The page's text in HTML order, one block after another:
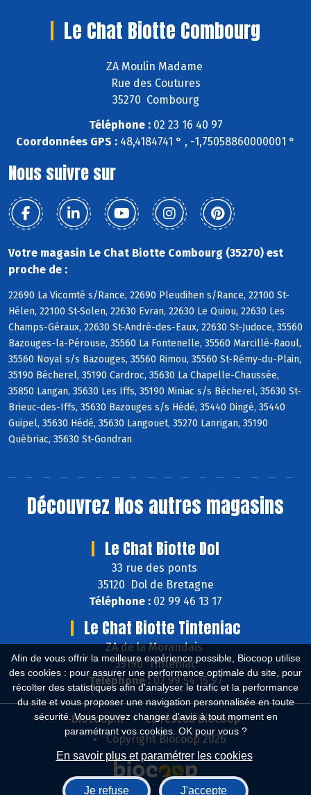
Afin de vous offrir la meilleure expérience possible, Biocoop utilise
des cookies : pour assurer une performance optimale du site, pour
récolter des statistiques afin d'analyser le trafic et la performance
du site et vous proposer une navigation personnalisée en toute
sécurité. Vous pouvez changer d'avis à tout moment en
paramétrant vos cookies. OK pour vous ?
En savoir plus et paramétrer les cookies
Je refuse J'accepte
Le Chat Biotte Combourg
ZA Moulin Madame
Rue des Coutures
35270 Combourg
Téléphone :02 23 16 40 97
Coordonnées GPS : 48,4184741 ° , -1,75058860000001 °
Nous suivre sur
Votre magasin Le Chat Biotte Combourg (35270) est
proche de :
22690 La Vicomté s/Rance, 22690 Pleudihen s/Rance, 22100 St-
Hélen, 22100 St-Solen, 22630 Evran, 22630 Le Quiou, 22630 Les
Champs-Géraux, 22630 St-André-des-Eaux, 22630 St-Judoce, 35560
Bazouges-la-Pérouse, 35560 La Fontenelle, 35560 Marcillé-Raoul,
35560 Noyal s/s Bazouges, 35560 Rimou, 35560 St-Rémy-du-Plain,
35190 Bécherel, 35190 Cardroc, 35630 La Chapelle-Chaussée,
35850 Langan, 35630 Les Iffs, 35190 Miniac s/s Bécherel, 35630 St-
Brieuc-des-Iffs, 35630 Bazouges s/s Hédé, 35440 Dingé, 35440
Guipel, 35630 Hédé, 35630 Langouet, 35270 Lanrigan, 35190
Québriac, 35630 St-Gondran
Découvrez Nos autres magasins
Le Chat Biotte Dol
33 rue des ponts
35120 Dol de Bretagne
Téléphone : 02 99 46 13 17
Le Chat Biotte Tinteniac
ZA de la Morandais
35190 Tinténiac
Téléphone :02 99 54 15 97
Biocoop.fr
Le réseau Biocoop
Copyright Biocoop 2026